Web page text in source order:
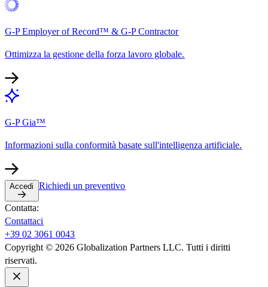
G-P Employer of Record™ & G-P Contractor​​
Ottimizza la gestione della forza lavoro globale.​​
G-P Gia™​​
Informazioni sulla conformità basate sull'intelligenza artificiale.​​
Accedi​​ Richiedi un preventivo​​
Contatta:​​
Contattaci​​
+39 02 3061 0043​​
Copyright © 2026 Globalization Partners LLC. Tutti i diritti
riservati.​​